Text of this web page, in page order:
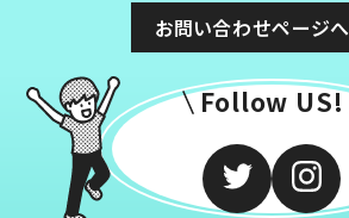
お問い合わせページへ
Follow US!